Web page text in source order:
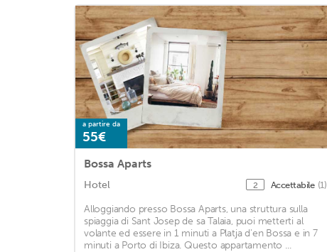
a partire da
55€
Bossa Aparts
Hotel 2 Accettabile (1)
Alloggiando presso Bossa Aparts, una struttura sulla
spiaggia di Sant Josep de sa Talaia, puoi metterti al
volante ed essere in 1 minuti a Platja d'en Bossa e in 7
minuti a Porto di Ibiza. Questo appartamento ...